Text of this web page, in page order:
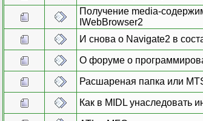
Получение media-
IWebBrowser2
И снова о Navigate2 в
О форуме о
Расшареная папка или
Как в MIDL унаследовать